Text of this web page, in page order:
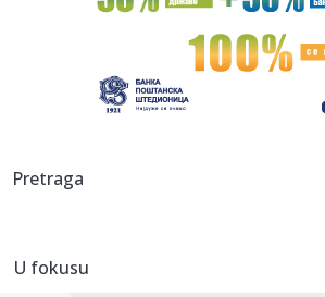
Zvezda nastavlja tradiciju, opet
00:34:Nissan Qashqai e-Power prešao
crvenim ...
00:09:
Pretraga
U fokusu